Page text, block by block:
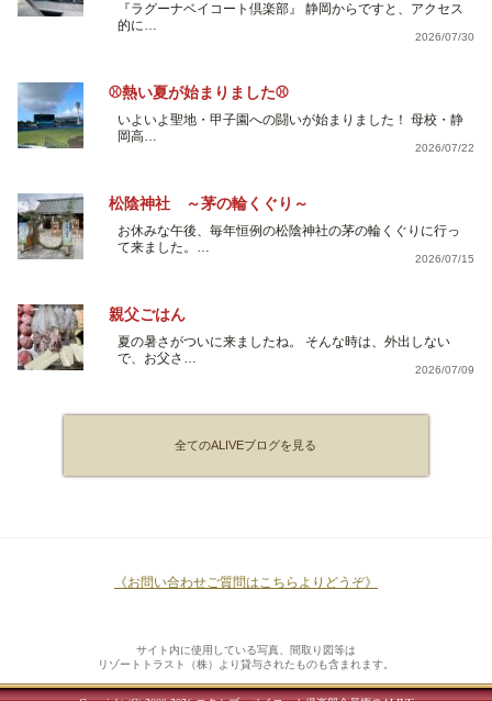
『ラグーナベイコート倶楽部』 静岡からですと、アクセス
的に…
2026/07/30
⚾熱い夏が始まりました⚾
いよいよ聖地・甲子園への闘いが始まりました！ 母校・静
岡高…
2026/07/22
松陰神社 ～茅の輪くぐり～
お休みな午後、毎年恒例の松陰神社の茅の輪くぐりに行っ
て来ました。…
2026/07/15
親父ごはん
夏の暑さがついに来ましたね。 そんな時は、外出しない
で、お父さ…
2026/07/09
全てのALIVEブログを見る
《お問い合わせご質問はこちらよりどうぞ》
サイト内に使用している写真、間取り図等は
リゾートトラスト（株）より貸与されたものも含まれます。